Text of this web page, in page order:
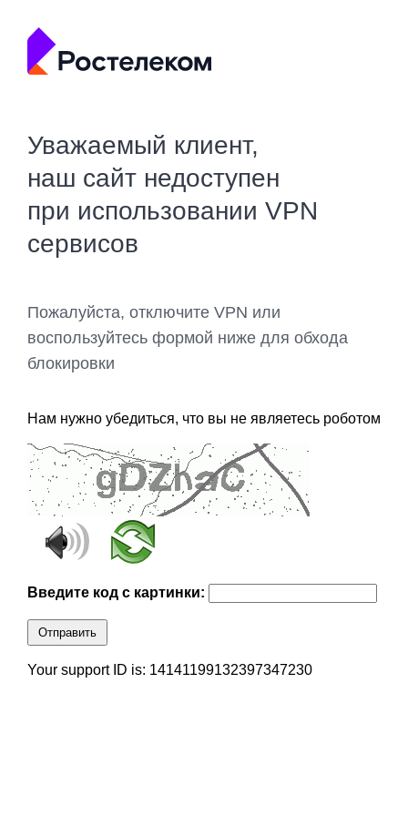
Уважаемый клиент,
наш сайт недоступен
при использовании VPN
сервисов
Пожалуйста, отключите VPN или
воспользуйтесь формой ниже для обхода
блокировки
Нам нужно убедиться, что вы не являетесь роботом
Введите код с картинки:
Отправить
Your support ID is: 14141199132397347230